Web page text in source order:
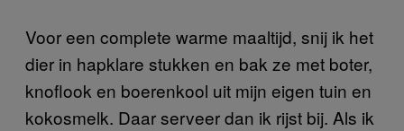
Voor een complete warme maaltijd, snij ik het
dier in hapklare stukken en bak ze met boter,
knoflook en boerenkool uit mijn eigen tuin en
kokosmelk. Daar serveer dan ik rijst bij. Als ik